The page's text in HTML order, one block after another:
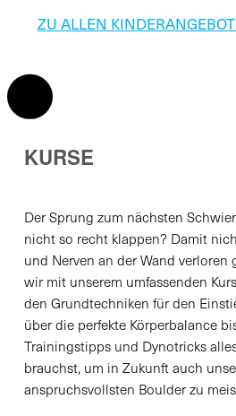
ZU ALLEN
KURSE
Der Sprung zum nächsten
nicht so recht klappen? Damit
und Nerven an der Wand verloren
wir mit unserem umfassenden
den Grundtechniken für den
über die perfekte Körperbalance
Trainingstipps und Dynotricks
brauchst, um in Zukunft auch
anspruchsvollsten Boulder zu